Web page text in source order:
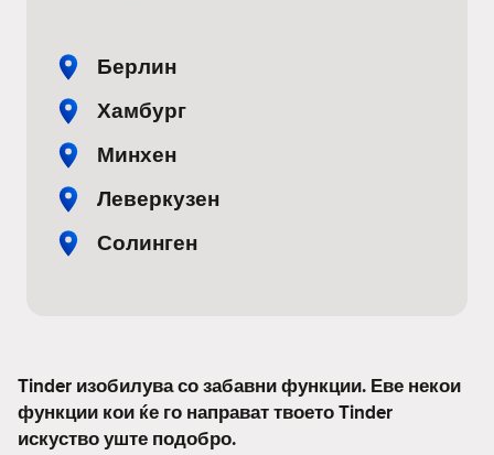
Берлин
Хамбург
Минхен
Леверкузен
Солинген
Tinder изобилува со забавни функции. Еве некои
функции кои ќе го направат твоето Tinder
искуство уште подобро.